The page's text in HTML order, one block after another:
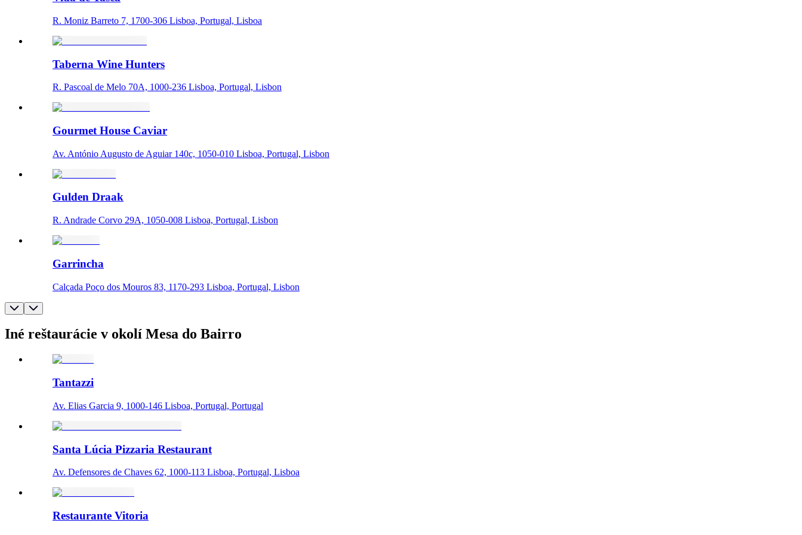
R. Moniz Barreto 7, 1700-306 Lisboa, Portugal, Lisboa
Taberna Wine Hunters
R. Pascoal de Melo 70A, 1000-236 Lisboa, Portugal, Lisbon
Gourmet House Caviar
Av. António Augusto de Aguiar 140c, 1050-010 Lisboa, Portugal, Lisbon
Gulden Draak
R. Andrade Corvo 29A, 1050-008 Lisboa, Portugal, Lisbon
Garrincha
Calçada Poço dos Mouros 83, 1170-293 Lisboa, Portugal, Lisbon
Iné reštaurácie v okolí Mesa do Bairro
Tantazzi
Av. Elias Garcia 9, 1000-146 Lisboa, Portugal, Portugal
Santa Lúcia Pizzaria Restaurant
Av. Defensores de Chaves 62, 1000-113 Lisboa, Portugal, Lisboa
Restaurante Vitoria